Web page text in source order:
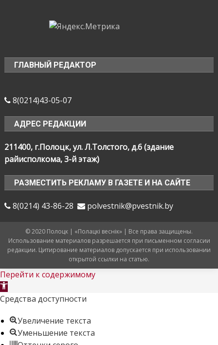
ГЛАВНЫЙ РЕДАКТОР
8(0214)43-05-07
АДРЕС РЕДАКЦИИ
211400, г.Полоцк, ул. Л.Толстого, д.6 (здание
райисполкома, 3-й этаж)
РАЗМЕСТИТЬ РЕКЛАМУ В ГАЗЕТЕ И НА САЙТЕ
8(0214) 43-86-28 polvestnik@pvestnik.by
© 2020 Полоцк | «Полацкі веснік» | Все права защищены.
Использование материалов разрешается при письменном согласии
редакции. Цитирование материалов допускается при использовании
открытой ссылки на статью.
Перейти к содержимому
Открыть
панель
Средства доступности
Увеличение текста
Уменьшение текста